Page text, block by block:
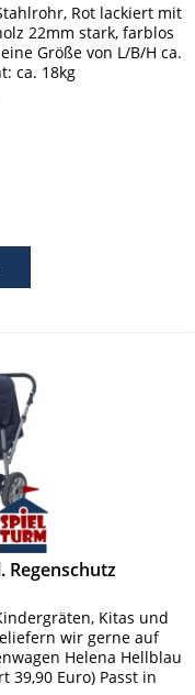
Rot lackiert mit
22mm stark, farblos
Größe von L/B/H ca.
ca. 18kg
Regenschutz
Kitas und
wir gerne auf
Helena Hellblau
39,90 Euro) Passt in